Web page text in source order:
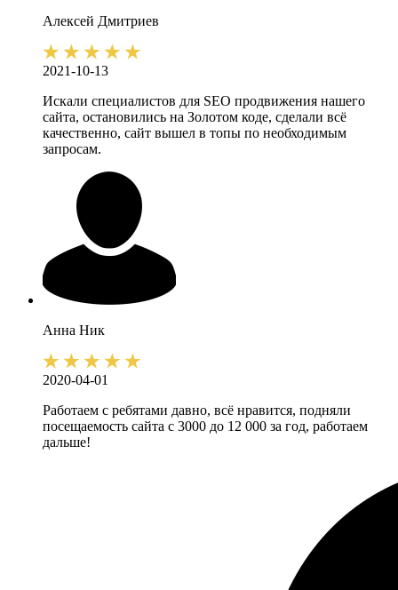
Алексей Дмитриев
2021-10-13
Искали специалистов для SEO продвижения нашего
сайта, остановились на Золотом коде, сделали всё
качественно, сайт вышел в топы по необходимым
запросам.
Анна Ник
2020-04-01
Работаем с ребятами давно, всё нравится, подняли
посещаемость сайта с 3000 до 12 000 за год, работаем
дальше!